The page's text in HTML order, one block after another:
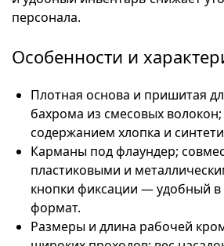
персонала.
Особенности и
Плотная основа и пришитая
бахрома из смесовых
содержанием хлопка и
Карманы под флаундер;
пластиковыми и
кнопки фиксации — удобный в
формат.
Размеры и длина рабочей